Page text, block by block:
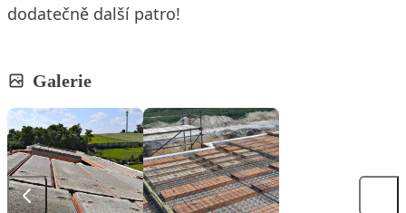
dodatečně další patro!
Galerie